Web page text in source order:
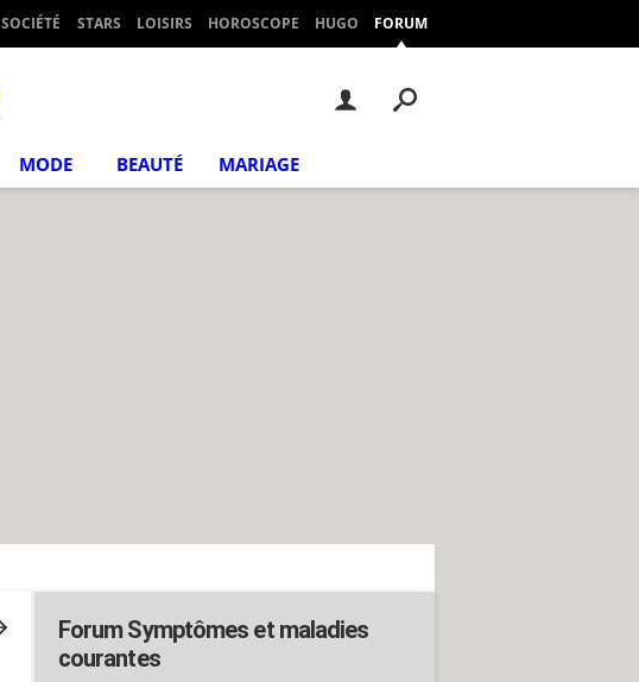
SOCIÉTÉ STARS LOISIRS HOROSCOPE HUGO FORUM
MODE BEAUTÉ MARIAGE
Forum Symptômes et maladies
courantes